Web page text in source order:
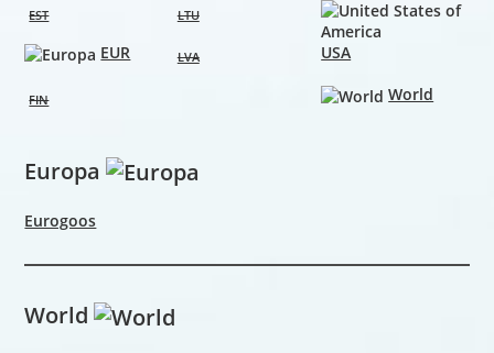
EST
EUR
FIN
LTU
LVA
USA
World
Europa
Eurogoos
World